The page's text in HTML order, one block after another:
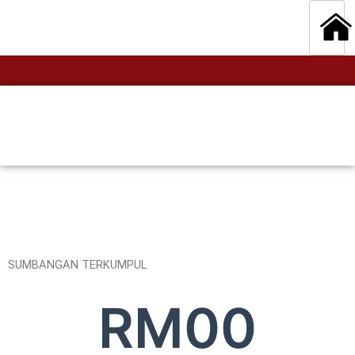
SUMBANGAN TERKUMPUL
RM00